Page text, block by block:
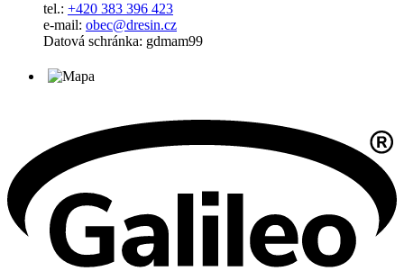
tel.: +420 383 396 423
e-mail: obec@dresin.cz
Datová schránka: gdmam99